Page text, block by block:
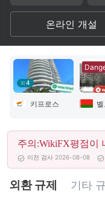
2
3
4
5
6
7
8
9
6
7
8
9
3
4
5
6
7
8
9
온라인 개설
4
키프로스
주의:WikiFX평점이
이전 검사 2026-08-08
외환 규제 기타